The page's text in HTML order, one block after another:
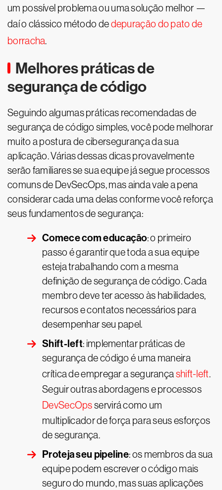
um possível problema ou uma solução melhor —
daí o clássico método dedepuração do pato de
borracha.
Melhores práticas de
segurança de código
Seguindo algumas práticas recomendadas de
segurança de código simples, você pode melhorar
muito a postura de cibersegurança da sua
aplicação. Várias dessas dicas provavelmente
serão familiares se sua equipe já segue processos
comuns de DevSecOps, mas ainda vale a pena
considerar cada uma delas conforme você reforça
seus fundamentos de segurança:
Comece com educação: o primeiro
passo é garantir que toda a sua equipe
esteja trabalhando com a mesma
definição de segurança de código. Cada
membro deve ter acesso às habilidades,
recursos e contatos necessários para
desempenhar seu papel.
Shift-left: implementar práticas de
segurança de código é uma maneira
crítica de empregar a segurança shift-left.
Seguir outras abordagens e processos
DevSecOpsservirá como um
multiplicador de força para seus esforços
de segurança.
Proteja seu pipeline: os membros da sua
equipe podem escrever o código mais
seguro do mundo, mas suas aplicações